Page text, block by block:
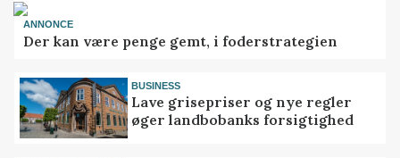
ANNONCE
Der kan være penge gemt, i foderstrategien
BUSINESS
Lave grisepriser og nye regler
øger landbobanks forsigtighed